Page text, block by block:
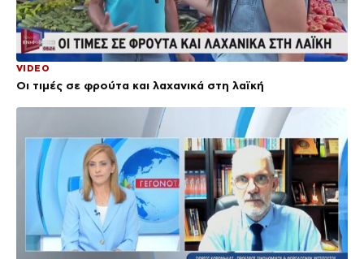
VIDEO
Οι τιμές σε φρούτα και λαχανικά στη λαϊκή